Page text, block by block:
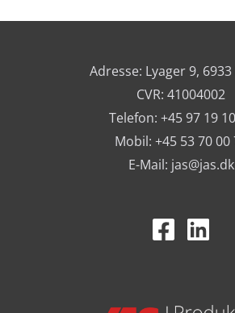
Adresse: Lyager 9,
CVR: 41004002
Telefon: +45 97 19
Mobil: +45 53 70 00
E-Mail: jas@jas.dk